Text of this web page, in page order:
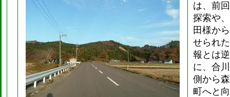
は、前
探索や
田様か
せられ
報とは逆
に、合
側から
町へと